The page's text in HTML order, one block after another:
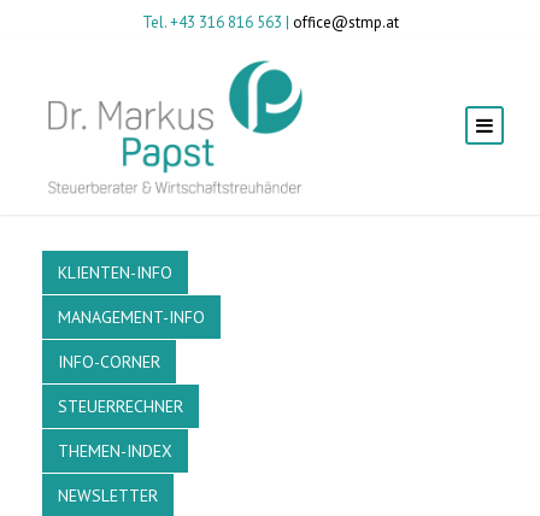
Tel. +43 316 816 563 | office@stmp.at
KLIENTEN-INFO
MANAGEMENT-INFO
INFO-CORNER
STEUERRECHNER
THEMEN-INDEX
NEWSLETTER